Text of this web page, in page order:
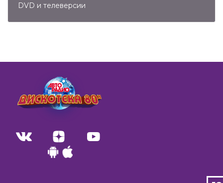
DVD и телеверсии